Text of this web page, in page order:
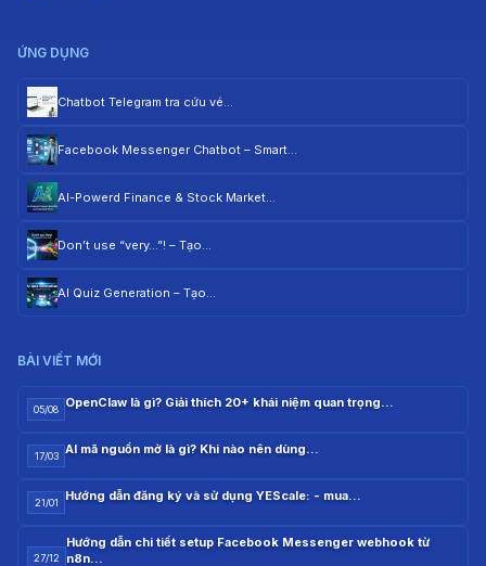
ỨNG DỤNG
Chatbot Telegram tra cứu vé…
Facebook Messenger Chatbot – Smart…
AI-Powerd Finance & Stock Market…
Don’t use “very…”! – Tạo…
AI Quiz Generation – Tạo…
BÀI VIẾT MỚI
05/08 OpenClaw là gì? Giải thích 20+ khái niệm quan trọng…
17/03 AI mã nguồn mở là gì? Khi nào nên dùng…
21/01 Hướng dẫn đăng ký và sử dụng YEScale: - mua…
27/12
Hướng dẫn chi tiết setup Facebook Messenger webhook từ
n8n…